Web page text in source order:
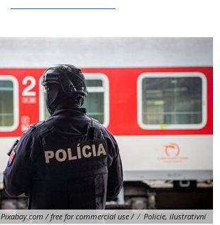
Pixabay.com / free for commercial use / / Policie, ilustrativní